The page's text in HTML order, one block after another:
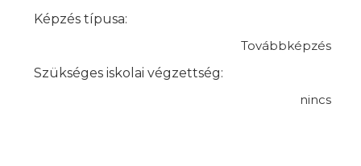
Képzés típusa:
Továbbképzés
Szükséges iskolai végzettség:
nincs